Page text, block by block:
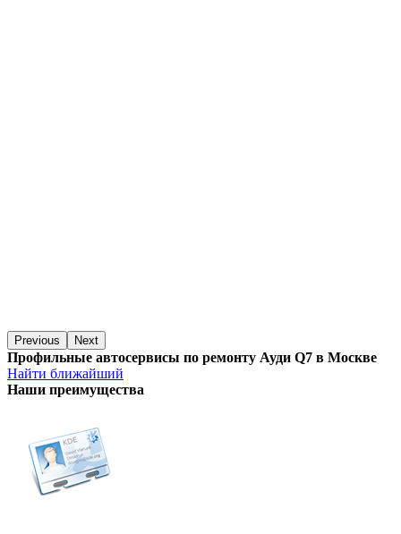
Previous Next
Профильные автосервисы по ремонту Ауди Q7 в Москве
Найти ближайший
Наши преимущества